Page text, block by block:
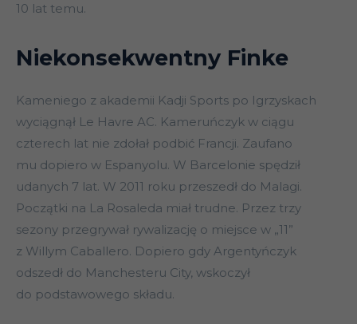
10 lat temu.
Niekonsekwentny Finke
Kameniego z akademii Kadji Sports po Igrzyskach
wyciągnął Le Havre AC. Kameruńczyk w ciągu
czterech lat nie zdołał podbić Francji. Zaufano
mu dopiero w Espanyolu. W Barcelonie spędził
udanych 7 lat. W 2011 roku przeszedł do Malagi.
Początki na La Rosaleda miał trudne. Przez trzy
sezony przegrywał rywalizację o miejsce w „11”
z Willym Caballero. Dopiero gdy Argentyńczyk
odszedł do Manchesteru City, wskoczył
do podstawowego składu.